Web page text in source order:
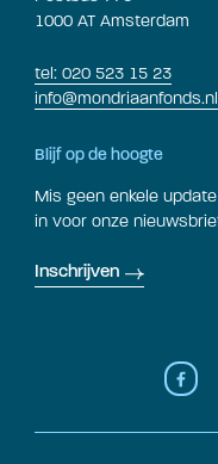
1000 AT Amsterdam
tel: 020 523 15 23
info@mondriaanfonds.nl
Blijf op de hoogte
Mis geen enkele
in voor onze
Inschrijven